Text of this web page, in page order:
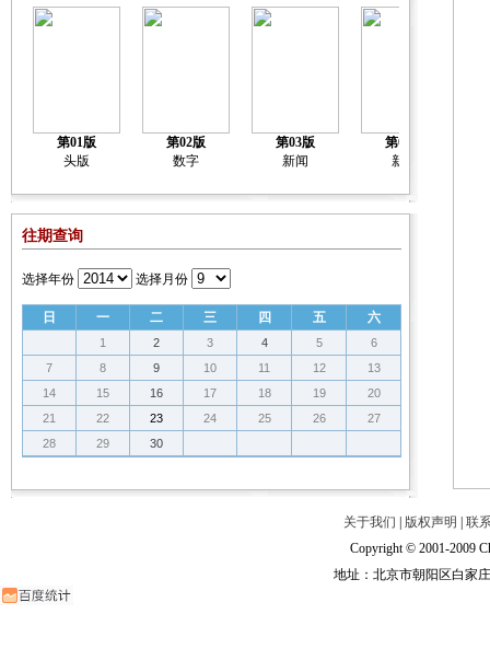
第01版
头版
第02版
数字
第03版
新闻
第04版
新闻
往期查询
选择年份 选择月份
日 一 二 三 四 五 六
1 2 3 4 5
6
7
8 9 10 11 12
13
14
15 16 17 18 19
20
21
22 23 24 25 26
27
28
29 30
关于我们 版权声明
联
Copyright © 2001-2009
地址：北京市朝阳区白家